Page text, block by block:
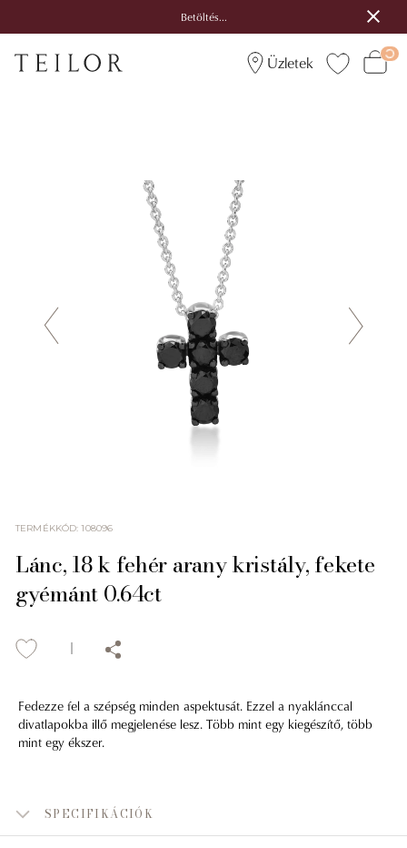
Betöltés...
Üzletek
TERMÉKKÓD:108096
Lánc, 18 k fehér arany kristály, fekete
gyémánt 0.64ct
Fedezze fel a szépség minden aspektusát. Ezzel a nyaklánccal
divatlapokba illő megjelenése lesz. Több mint egy kiegészítő, több
mint egy ékszer.
SPECIFIKÁCIÓK